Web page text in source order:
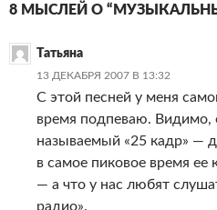
8 МЫСЛЕЙ О
Татьяна
13 ДЕКАБРЯ 2007 В 13:32
С этой песней у меня
время подпеваю. Видимо,
называемый «25 кадр» —
в самое пиковое время ее
— а что у нас любят
радио».